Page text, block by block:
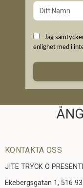
Jag
enlighet med i
KONTAKTA OSS
JITE TRYCK O
Ekebergsgatan 1, 516